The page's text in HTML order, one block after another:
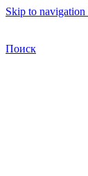
Skip to navigation
Поиск